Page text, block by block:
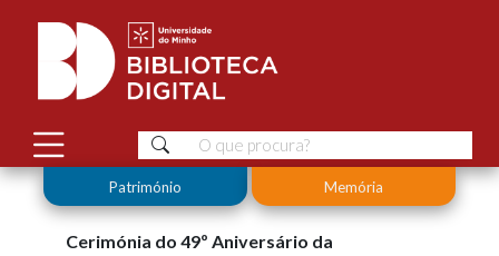
Património Memória
Cerimónia do 49º Aniversário da